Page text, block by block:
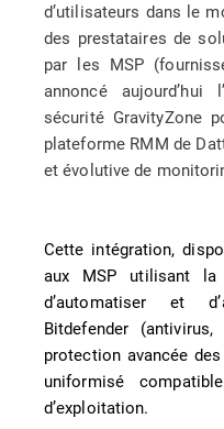
d’utilisateurs dans le
des prestataires de
par les MSP
annoncé
sécurité GravityZone
plateforme RMM de
et évolutive de
Cette intégration,
aux MSP utilisant la
d’automatiser et
Bitdefender
protection avancée
uniformisé
d’exploitation.